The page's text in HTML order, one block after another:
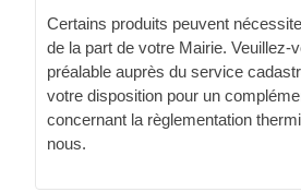
Certains produits peuvent
de la part de votre Mairie. Veuillez-
préalable auprès du service
votre disposition pour un
concernant la règlementation
nous.